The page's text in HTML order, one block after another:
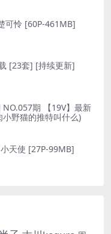
可怜 [60P-461MB]
[23套] [持续更新]
期 【19V】最新
野猫的推特叫什么)
天使 [27P-99MB]